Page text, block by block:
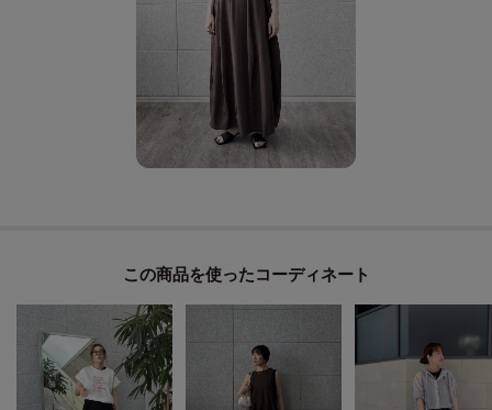
気になるアイテムは【お気に入り登録】がおすすめ！
気になるアイテムのページにある「ハートマーク」をクリックして簡単に追
登録すると、再入荷通知やお値下げ情報をメルマガにてお知らせします。
マイページにてお気に入り一覧もチェックできます。
た、パソコン・スマートフォンなどの環境により、若干製品と画像のカラー
が異なる場合もございます。
この商品を使った